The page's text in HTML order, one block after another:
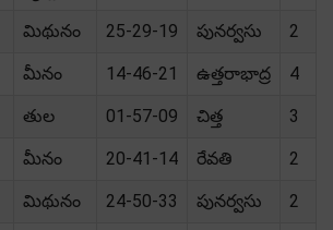
మిథునం 25-29-19 పునర్వసు 2
మీనం 14-46-21 ఉత్తరాభాద్ర 4
తుల 01-57-09 చిత్త 3
మీనం 20-41-14 రేవతి 2
మిథునం 24-50-33 పునర్వసు 2